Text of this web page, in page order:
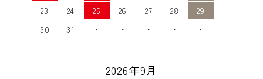
23
24 25 26 27 28
29
30
31 ・ ・ ・ ・ ・
2026年9月